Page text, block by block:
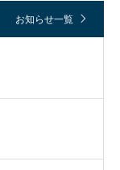
お知らせ一覧